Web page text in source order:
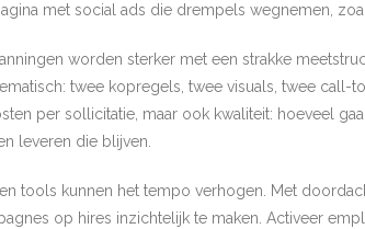
met social ads die drempels wegnemen,
worden sterker met een strakke
twee kopregels, twee visuals, twee call-
per sollicitatie, maar ook kwaliteit: hoeveel
leveren die blijven.
en tools kunnen het tempo verhogen. Met
op hires inzichtelijk te maken. Activeer